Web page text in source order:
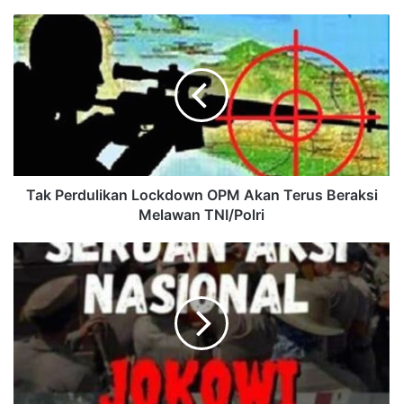
Tak Perdulikan Lockdown OPM Akan Terus Beraksi
Melawan TNI/Polri